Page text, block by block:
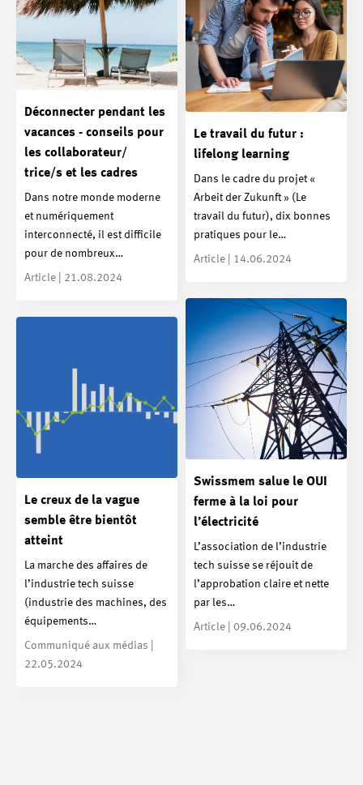
Déconnecter pendant les
vacances - conseils pour
les collaborateur/
trice/s et les cadres
Dans notre monde moderne
et numériquement
interconnecté, il est difficile
pour de nombreux…
Article | 21.08.2024
Le travail du futur :
lifelong learning
Dans le cadre du projet «
Arbeit der Zukunft » (Le
travail du futur), dix bonnes
pratiques pour le…
Article | 14.06.2024
Swissmem salue le OUI
ferme à la loi pour
l’électricité
L’association de l’industrie
tech suisse se réjouit de
l’approbation claire et nette
par les…
Article | 09.06.2024
Le creux de la vague
semble être bientôt
atteint
La marche des affaires de
l’industrie tech suisse
(industrie des machines, des
équipements…
Communiqué aux médias |
22.05.2024